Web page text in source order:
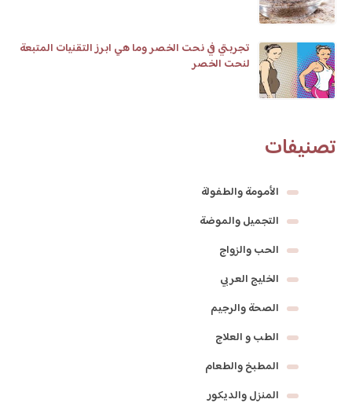
تجربتي في نحت الخصر وما هي ابرز التقنيات المتبعة
لنحت الخصر
تصنيفات
الأمومة والطفولة
التجميل والموضة
الحب والزواج
الخليج العربي
الصحة والرجيم
الطب و العلاج
المطبخ والطعام
المنزل والديكور